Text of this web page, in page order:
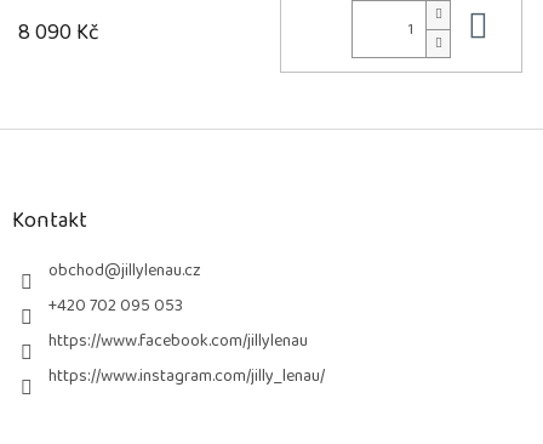
8 090 Kč
Z
Kontakt
obchod@jillylenau.cz
+420 702 095 053
https://www.facebook.com/jillylenau
https://www.instagram.com/jilly_lenau/